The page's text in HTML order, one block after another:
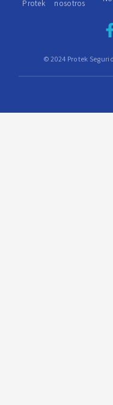
© 2024 Protek
Protek nosotros